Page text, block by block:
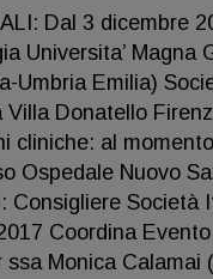
Dal 3 dicembre
Universita’
Umbria Emilia)
Donatello
cliniche: al
Ospedale Nuovo
Consigliere
Coordina
Monica